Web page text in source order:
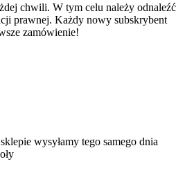
chwili. W tym celu należy odnaleźć
prawnej. Każdy nowy subskrybent
zamówienie!
wysyłamy tego samego dnia